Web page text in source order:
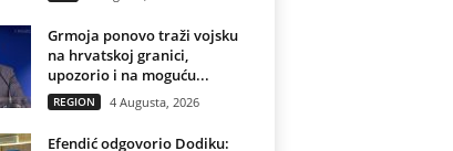
Grmoja ponovo traži vojsku
na hrvatskoj granici,
upozorio i na moguću...
REGION 4 Augusta, 2026
Efendić odgovorio Dodiku: